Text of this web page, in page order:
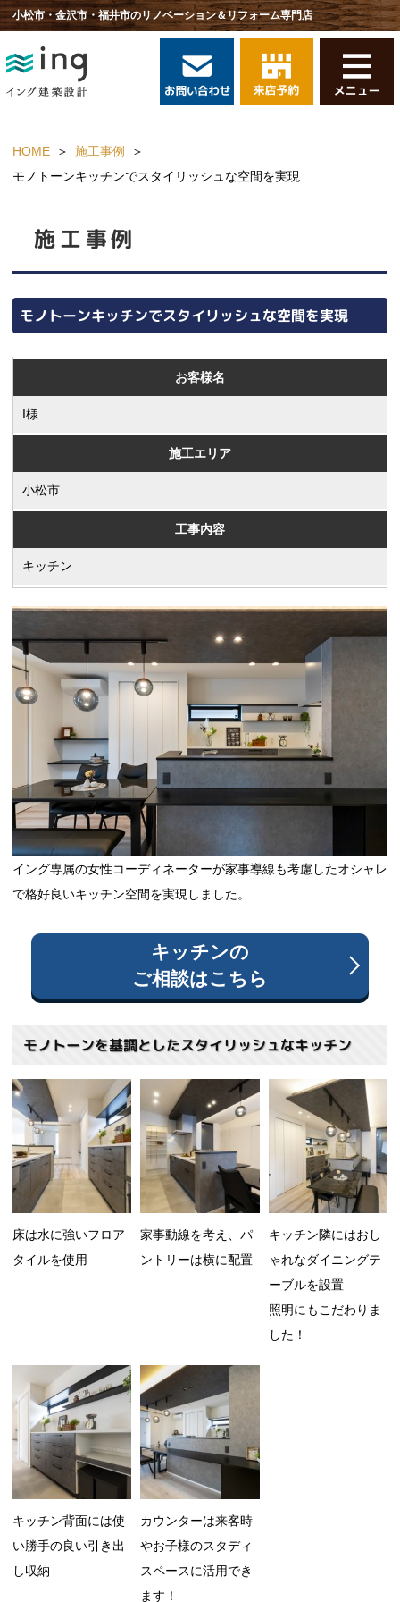
小松市・金沢市・福井市のリノベーション＆リフォーム専門店
HOME
施工事例
モノトーンキッチンでスタイリッシュな空間を実現
施工事例
モノトーンキッチンでスタイリッシュな空間を実現
お客様名
I様
施工エリア
小松市
工事内容
キッチン
イング専属の女性コーディネーターが家事導線も考慮したオシャレ
で格好良いキッチン空間を実現しました。
キッチンの
ご相談はこちら
モノトーンを基調としたスタイリッシュなキッチン
床は水に強いフロア
タイルを使用
家事動線を考え、パ
ントリーは横に配置
キッチン隣にはおし
ゃれなダイニングテ
ーブルを設置
照明にもこだわりま
した！
キッチン背面には使
い勝手の良い引き出
し収納
カウンターは来客時
やお子様のスタディ
スペースに活用でき
ます！